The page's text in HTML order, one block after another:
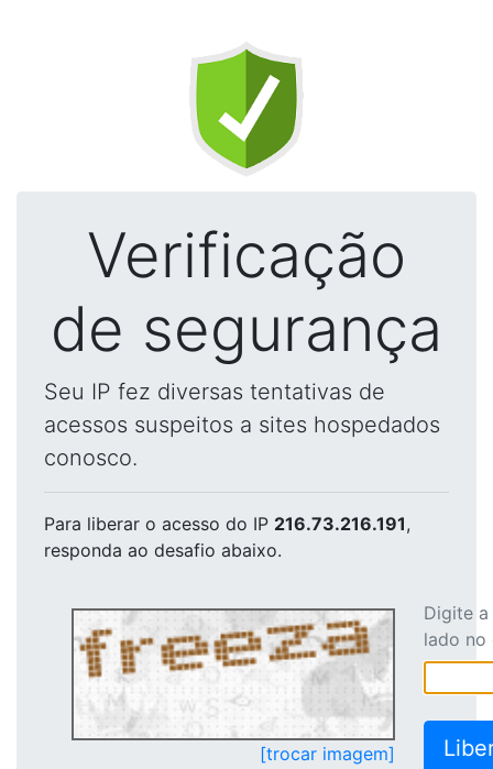
Verificação
de segurança
Seu IP fez diversas tentativas de
acessos suspeitos a sites hospedados
conosco.
Para liberar o acesso do IP 216.73.216.191,
responda ao desafio abaixo.
[trocar imagem]
Digite
lado no